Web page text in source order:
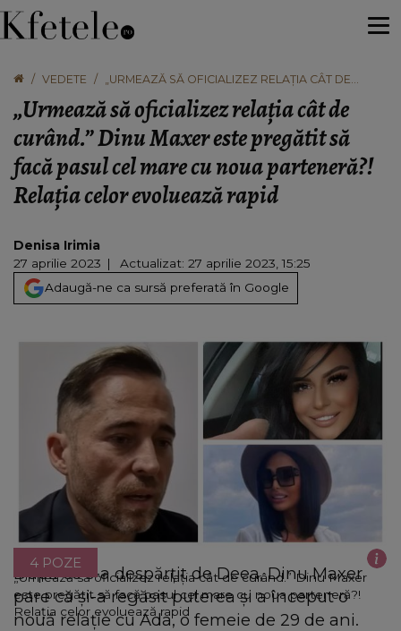
VEDETE
„URMEAZĂ SĂ OFICIALIZEZ RELAȚIA CÂT DE
PASUL CEL MARE CU NOUA PARTENERĂ?! RELAȚIA
CELOR EVOLUEAZĂ RAPID
„Urmează să oficializez relația cât de
curând.” Dinu Maxer este pregătit să
facă pasul cel mare cu noua parteneră?!
Relația celor evoluează rapid
Denisa Irimia
27 aprilie 2023
Actualizat: 27 aprilie 2023, 15:25
Adaugă-ne ca sursă preferată în Google
„Urmează să oficializez relația cât de curând.” Dinu Maxer
este pregătit să facă pasul cel mare cu noua parteneră?!
Relația celor evoluează rapid
4 POZE
După ce s-a despărțit de Deea, Dinu Maxer
pare că și-a regăsit puterea și a început o
nouă relație cu Ada, o femeie de 29 de ani.